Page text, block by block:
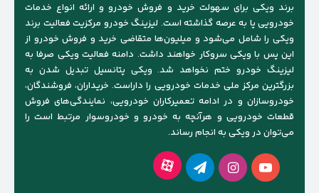
برند ویکی برای سهولت خرید و فروش خودرو و ارائه انواع خدمات
خودرویی پا به عرصه گذاشته است. لیزینگ خودرو مرکزیت فعالیت برند
ویکی را شامل می‌شود و میلیون‌ها متقاضی خرید و فروش خودرو از
این پس با ویکی سروکار خواهند داشت. دامنه فعالیت ویکی صرفا به
لیزینگ خودرو ختم نخواهد شد. ویکی پتانسیل تبدیل شدن به
بزرگترین مرکز ملی خدمات خودرویی را داراست. خریداران، فروشندگان،
خودروسازان و در ادامه تعمیرکاران خودرویی، نمایندگی‌های فروش
قطعات خودرویی و هرآنچه به خودرو و خودروسوار مرتبط است را
می‌توان در ویکی به انجام رساند.
یوتیوباینستاگرام
تلگرام آپارات